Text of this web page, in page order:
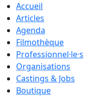
Accueil
Articles
Agenda
Filmothèque
Professionnel·le·s
Organisations
Castings & Jobs
Boutique